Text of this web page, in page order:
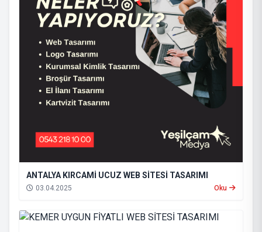
ANTALYA KIRCAMİ UCUZ WEB SİTESİ TASARIMI
03.04.2025 Oku